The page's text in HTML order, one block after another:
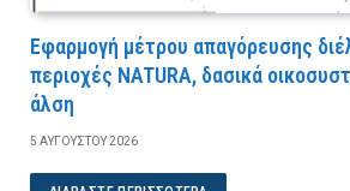
Εφαρμογή μέτρου απαγόρευσης
περιοχές NATURA, δασικά
άλση
5 ΑΥΓΟΎΣΤΟΥ 2026